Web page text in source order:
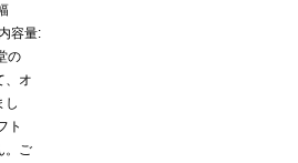
容量:
の
、オ
し
ト
。ご